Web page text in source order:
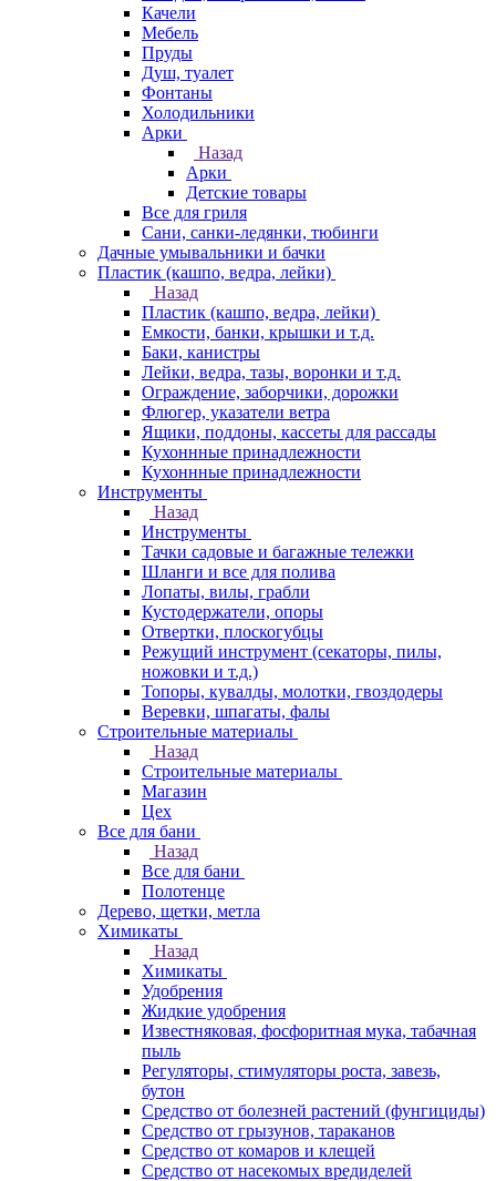
Качели
Мебель
Пруды
Душ, туалет
Фонтаны
Холодильники
Арки
Назад
Арки
Детские товары
Все для гриля
Сани, санки-ледянки, тюбинги
Дачные умывальники и бачки
Пластик (кашпо, ведра, лейки)
Назад
Пластик (кашпо, ведра, лейки)
Емкости, банки, крышки и т.д.
Баки, канистры
Лейки, ведра, тазы, воронки и т.д.
Ограждение, заборчики, дорожки
Флюгер, указатели ветра
Ящики, поддоны, кассеты для рассады
Кухоннные принадлежности
Кухоннные принадлежности
Инструменты
Назад
Инструменты
Тачки садовые и багажные тележки
Шланги и все для полива
Лопаты, вилы, грабли
Кустодержатели, опоры
Отвертки, плоскогубцы
Режущий инструмент (секаторы, пилы,
ножовки и т.д.)
Топоры, кувалды, молотки, гвоздодеры
Веревки, шпагаты, фалы
Строительные материалы
Назад
Строительные материалы
Магазин
Цех
Все для бани
Назад
Все для бани
Полотенце
Дерево, щетки, метла
Химикаты
Назад
Химикаты
Удобрения
Жидкие удобрения
Известняковая, фосфоритная мука, табачная
пыль
Регуляторы, стимуляторы роста, завезь,
бутон
Средство от болезней растений (фунгициды)
Средство от грызунов, тараканов
Средство от комаров и клещей
Средство от насекомых вредиделей